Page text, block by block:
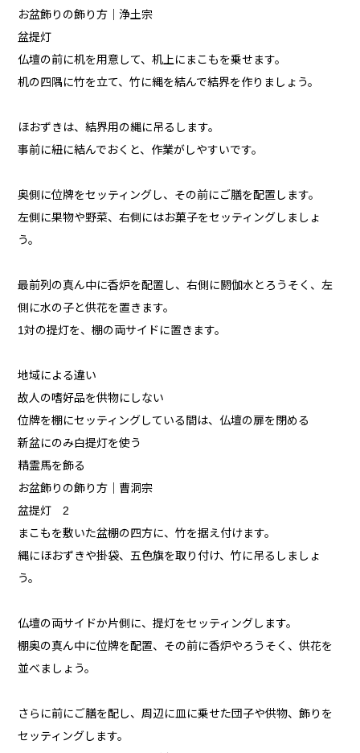
お盆飾りの飾り方｜浄土宗
盆提灯
仏壇の前に机を用意して、机上にまこもを乗せます。
机の四隅に竹を立て、竹に縄を結んで結界を作りましょう。
ほおずきは、結界用の縄に吊るします。
事前に紐に結んでおくと、作業がしやすいです。
奥側に位牌をセッティングし、その前にご膳を配置します。
左側に果物や野菜、右側にはお菓子をセッティングしましょ
う。
最前列の真ん中に香炉を配置し、右側に閼伽水とろうそく、左
側に水の子と供花を置きます。
1対の提灯を、棚の両サイドに置きます。
地域による違い
故人の嗜好品を供物にしない
位牌を棚にセッティングしている間は、仏壇の扉を閉める
新盆にのみ白提灯を使う
精霊馬を飾る
お盆飾りの飾り方｜曹洞宗
盆提灯 2
まこもを敷いた盆棚の四方に、竹を据え付けます。
縄にほおずきや掛袋、五色旗を取り付け、竹に吊るしましょ
う。
仏壇の両サイドか片側に、提灯をセッティングします。
棚奥の真ん中に位牌を配置、その前に香炉やろうそく、供花を
並べましょう。
さらに前にご膳を配し、周辺に皿に乗せた団子や供物、飾りを
セッティングします。